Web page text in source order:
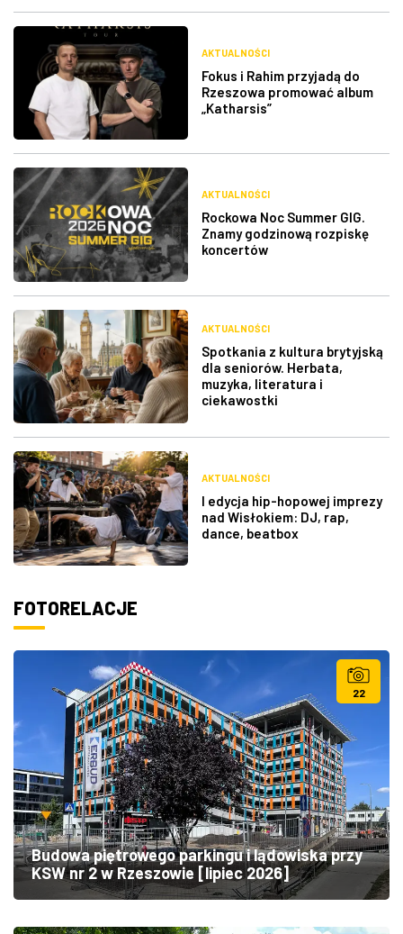
AKTUALNOŚCI
Fokus i Rahim przyjadą do
Rzeszowa promować album
„Katharsis”
AKTUALNOŚCI
Rockowa Noc Summer GIG.
Znamy godzinową rozpiskę
koncertów
AKTUALNOŚCI
Spotkania z kultura brytyjską
dla seniorów. Herbata,
muzyka, literatura i
ciekawostki
AKTUALNOŚCI
I edycja hip-hopowej imprezy
nad Wisłokiem: DJ, rap,
dance, beatbox
FOTORELACJE
22
Budowa piętrowego parkingu i lądowiska przy
KSW nr 2 w Rzeszowie [lipiec 2026]